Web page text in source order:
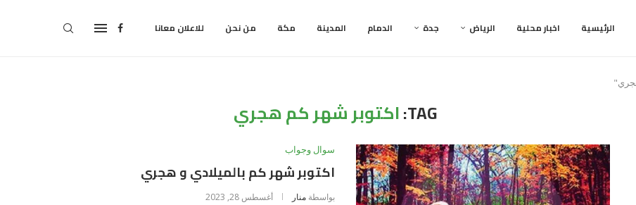
الرئيسية اخبار محلية الرياض جدة الدمام المدينة مكة من نحن للاعلان معانا
TAG: اكتوبر شهر كم هجري
سوال وجواب
اكتوبر شهر كم بالميلادي و هجري
بواسطة منار أغسطس 28, 2023